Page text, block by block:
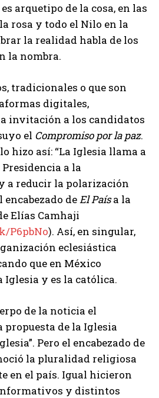
arquetipo de la cosa, en las
rosa y todo el Nilo en la
la realidad habla de los
la nombra.
tradicionales o que son
digitales,
invitación a los candidatos
el Compromiso por la paz.
hizo así: “La Iglesia llama a
a la
a reducir la polarización
encabezado de El Paísa la
Elías Camhaji
P6pbNo). Así, en singular,
eclesiástica
que en México
Iglesia y es la católica.
de la noticia el
de la Iglesia
Pero el encabezado de
la pluralidad religiosa
en el país. Igual hicieron
y distintos